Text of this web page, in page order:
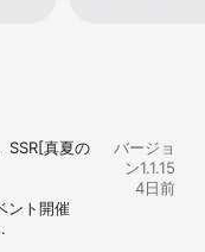
文、繁體中文、ภาษา
ています。
イテム課金がありま
ミ
ー
大
易
、
中
た。手軽にター
すめ。
SSR[真夏の
ント開催
バージョ
ン1.1.15
4日前